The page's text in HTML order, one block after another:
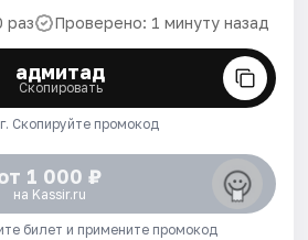
раз Проверено: 1 минуту назад
адмитад
Скопировать
Скопируйте промокод
1 000 ₽
на Kassir.ru
билет и примените промокод